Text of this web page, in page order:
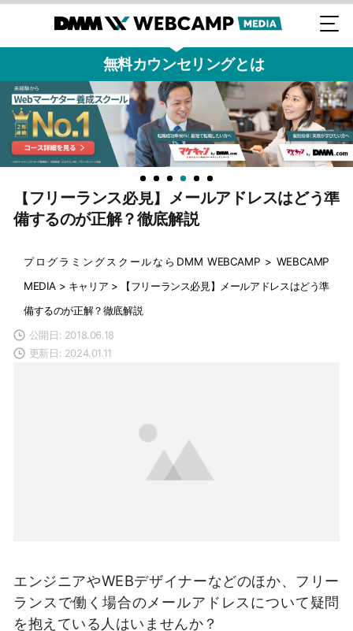
無料カウンセリングとは
【フリーランス必見】メールアドレスはどう準
備するのが正解？徹底解説
プログラミングスクールならDMM WEBCAMP > WEBCAMP
MEDIA > キャリア >
【フリーランス必見】メールアドレスはどう準
備するのが正解？徹底解説
公開日: 2018.06.18
更新日: 2024.01.11
エンジニアやWEBデザイナーなどのほか、フリー
ランスで働く場合のメールアドレスについて疑問
を抱えている人はいませんか？